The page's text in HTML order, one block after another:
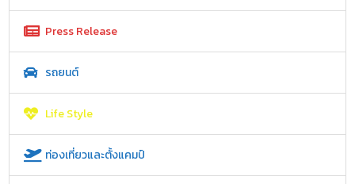
Press Release
รถยนต์
Life Style
ท่องเที่ยวและตั้งแคมป์